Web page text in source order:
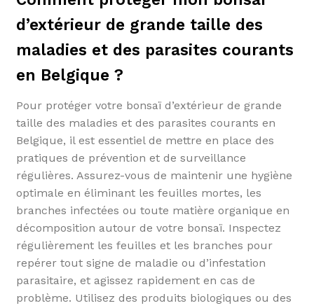
d’extérieur de grande taille des
maladies et des parasites courants
en Belgique ?
Pour protéger votre bonsaï d’extérieur de grande
taille des maladies et des parasites courants en
Belgique, il est essentiel de mettre en place des
pratiques de prévention et de surveillance
régulières. Assurez-vous de maintenir une hygiène
optimale en éliminant les feuilles mortes, les
branches infectées ou toute matière organique en
décomposition autour de votre bonsaï. Inspectez
régulièrement les feuilles et les branches pour
repérer tout signe de maladie ou d’infestation
parasitaire, et agissez rapidement en cas de
problème. Utilisez des produits biologiques ou des